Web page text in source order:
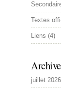
Textes
Liens (4)
juillet 2026